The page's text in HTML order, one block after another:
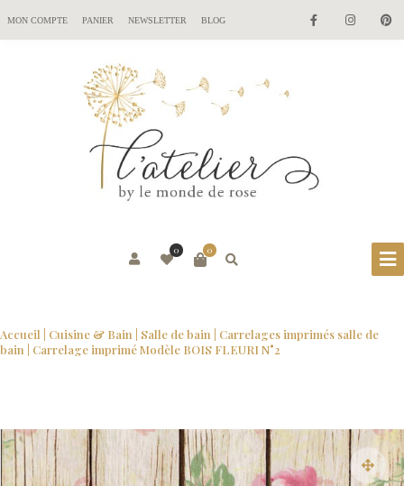
MON COMPTE PANIER NEWSLETTER BLOG
0
0
Accueil Cuisine & Bain Salle de bain
Carrelages imprimés salle de
bain | Carrelage imprimé Modèle BOIS FLEURI N°2